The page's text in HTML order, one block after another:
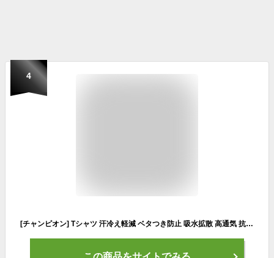
4
[チャンピオン] Tシャツ 汗冷え軽減 ベタつき防止 吸水拡散 高通気 抗菌防臭 グラフィックロゴプリント ドライセイバーTシャツ バスケットボール C3-VB354 メンズ レッド L